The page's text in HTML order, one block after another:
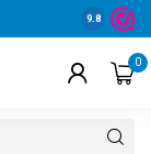
Voor
9.8
0